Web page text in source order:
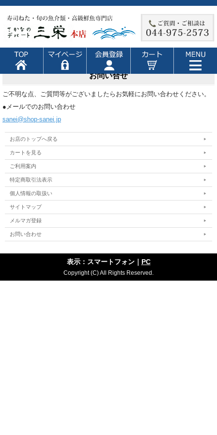
お問い合せ
ご不明な点、ご質問等がございましたらお気軽にお問い合わせください。
●メールでのお問い合わせ
sanei@shop-sanei.jp
お店のトップへ戻る
カートを見る
ご利用案内
特定商取引法表示
個人情報の取扱い
サイトマップ
メルマガ登録
お問い合わせ
表示：スマートフォン｜ PC
Copyright (C) All Rights Reserved.